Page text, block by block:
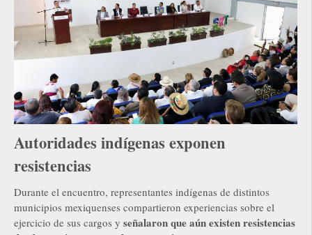
Autoridades indígenas exponen
resistencias
Durante el encuentro, representantes indígenas de distintos
municipios mexiquenses compartieron experiencias sobre el
ejercicio de sus cargos y señalaron que aún existen resistencias